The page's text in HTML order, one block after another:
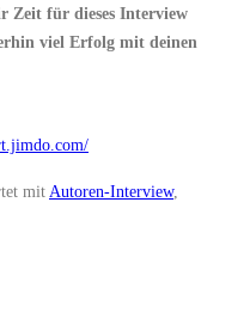
Zeit für dieses Interview
viel Erfolg mit deinen
mit Autoren-Interview,